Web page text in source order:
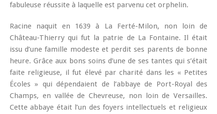
fabuleuse réussite à laquelle est parvenu cet orphelin.
Racine naquit en 1639 à La Ferté-Milon, non loin de
Château-Thierry qui fut la patrie de La Fontaine. Il était
issu d’une famille modeste et perdit ses parents de bonne
heure. Grâce aux bons soins d’une de ses tantes qui s’était
faite religieuse, il fut élevé par charité dans les « Petites
Écoles » qui dépendaient de l’abbaye de Port-Royal des
Champs, en vallée de Chevreuse, non loin de Versailles.
Cette abbaye était l’un des foyers intellectuels et religieux